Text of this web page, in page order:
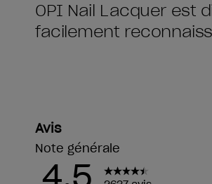
OPI Nail Lacquer est
facilement